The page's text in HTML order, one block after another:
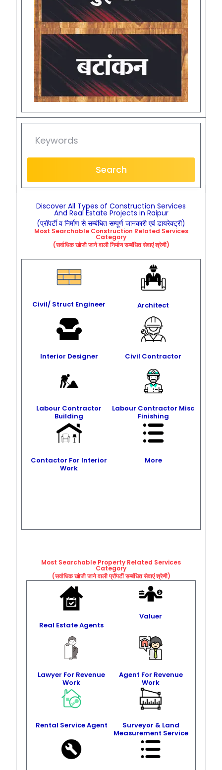
Search
Discover All Types of Construction Services
And Real Estate Projects in Raipur
(प्रॉपर्टी व निर्माण से सम्बंधित सम्पूर्ण जानकारी एवं डायरेक्ट्री)
Most Searchable Construction Related Services
Category
(सर्वाधिक खोजी जाने वाली निर्माण सम्बंधित सेवाएं श्रेणी)
Civil/ Struct Engineer Architect
Interior Designer Civil Contractor
Labour Contractor
Building
Labour Contractor Misc
Finishing
Contactor For Interior
Work
More
Most Searchable Property Related Services
Category
(सर्वाधिक खोजी जाने वाली प्रॉपर्टी सम्बंधित सेवाएं श्रेणी)
Real Estate Agents
Valuer
Lawyer For Revenue
Work
Agent For Revenue
Work
Rental Service Agent
Surveyor & Land
Measurement Service